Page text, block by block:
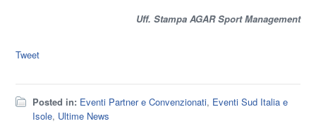
Uff. Stampa AGAR Sport Management
Tweet
Posted in: Eventi Partner e Convenzionati, Eventi Sud Italia e
Isole, Ultime News